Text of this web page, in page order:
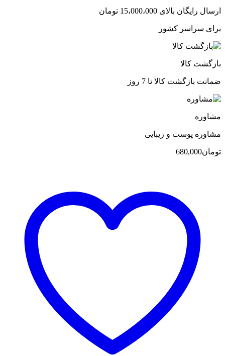
ارسال رایگان بالای 15،000،000 تومان
برای سراسر کشور
بازگشت کالا
ضمانت بازگشت کالا تا 7 روز
مشاوره
مشاوره پوست و زیبایی
تومان680,000